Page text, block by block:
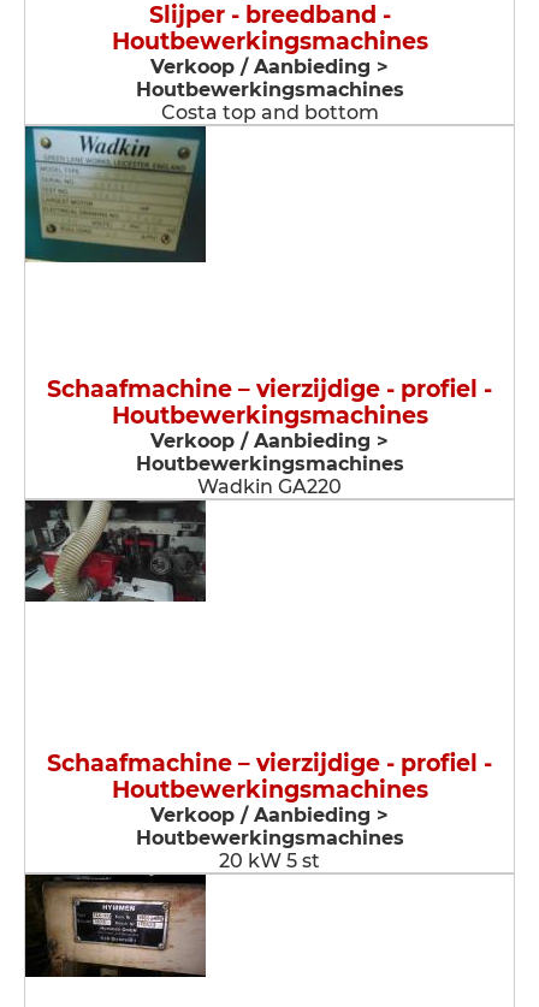
Slijper - breedband -
Houtbewerkingsmachines
Verkoop / Aanbieding >
Houtbewerkingsmachines
Costa top and bottom
Schaafmachine – vierzijdige - profiel -
Houtbewerkingsmachines
Verkoop / Aanbieding >
Houtbewerkingsmachines
Wadkin GA220
Schaafmachine – vierzijdige - profiel -
Houtbewerkingsmachines
Verkoop / Aanbieding >
Houtbewerkingsmachines
20 kW 5 st